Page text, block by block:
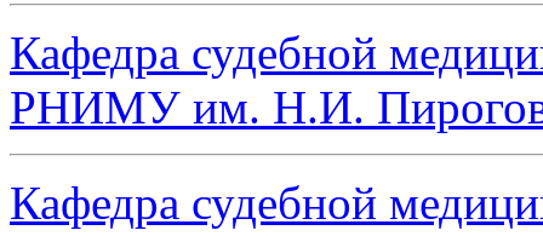
Кафедра судебной
РНИМУ им. Н.И.
Кафедра судебной